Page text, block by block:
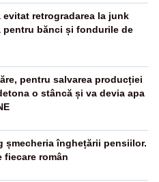
evitat retrogradarea la junk
pentru bănci și fondurile de
pentru salvarea producției
o stâncă și va devia apa
șmecheria înghețării pensiilor.
fiecare român